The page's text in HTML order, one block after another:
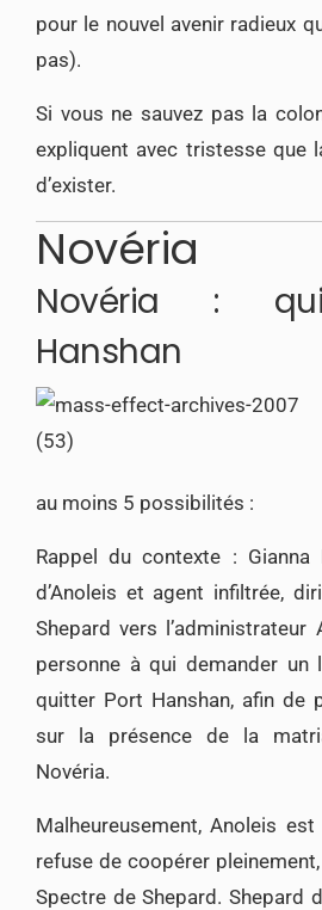
pour le nouvel avenir radieux
pas).
Si vous ne sauvez pas la
expliquent avec tristesse que
d’exister.
Novéria
Novéria :
Hanshan
au moins 5 possibilités :
Rappel du contexte : Gianna
d’Anoleis et agent infiltrée,
Shepard vers
personne à qui demander un
quitter Port Hanshan, afin de
sur la présence de la
Novéria.
Malheureusement, Anoleis
refuse de coopérer
Spectre de Shepard. Shepard